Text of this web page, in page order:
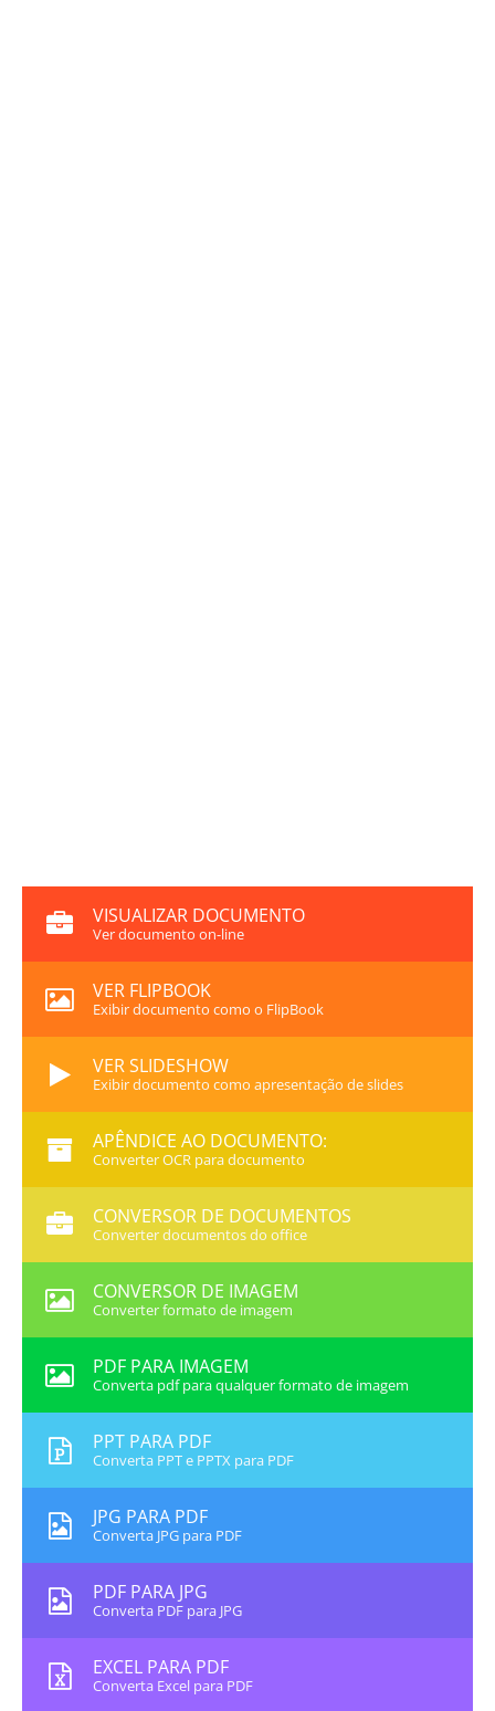
VISUALIZAR DOCUMENTO
Ver documento on-line
VER FLIPBOOK
Exibir documento como o FlipBook
VER SLIDESHOW
Exibir documento como apresentação de slides
APÊNDICE AO DOCUMENTO:
Converter OCR para documento
CONVERSOR DE DOCUMENTOS
Converter documentos do office
CONVERSOR DE IMAGEM
Converter formato de imagem
PDF PARA IMAGEM
Converta pdf para qualquer formato de imagem
PPT PARA PDF
Converta PPT e PPTX para PDF
JPG PARA PDF
Converta JPG para PDF
PDF PARA JPG
Converta PDF para JPG
EXCEL PARA PDF
Converta Excel para PDF